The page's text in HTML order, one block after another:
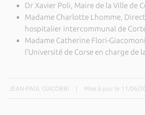
Dr Xavier Poli, Maire de la Ville de
Madame Charlotte Lhomme,
hospitalier intercommunal de
Madame Catherine Flori-
l’Université de Corse en charge de
JEAN-PAUL GIACOBBI Mise à jour le 11/06/